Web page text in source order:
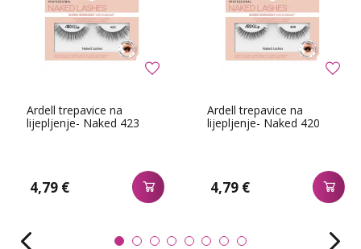
Ardell trepavice na
lijepljenje- Naked 423
4,79 €
Ardell trepavice na
lijepljenje- Naked 420
4,79 €